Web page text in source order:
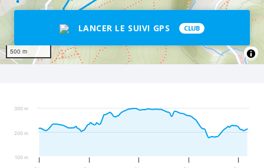
500 m
LANCER LE SUIVI GPS CLUB
100 m
200 m
300 m